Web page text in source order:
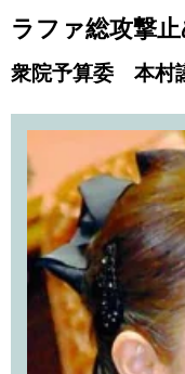
ラファ総攻撃
衆院予算委 本村